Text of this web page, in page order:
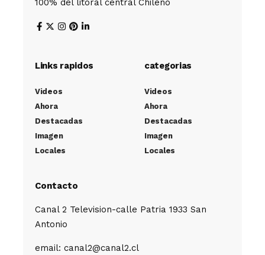
100% del litoral central Chileno
Links rapidos
Videos
Ahora
Destacadas
Imagen
Locales
categorias
Videos
Ahora
Destacadas
Imagen
Locales
Contacto
Canal 2 Television-calle Patria 1933 San
Antonio
email: canal2@canal2.cl